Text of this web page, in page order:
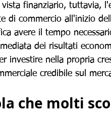
finanziario, tuttavia,
di commercio all'inizio
avere il tempo
dei risultati
investire nella propria
credibile sul
che molti